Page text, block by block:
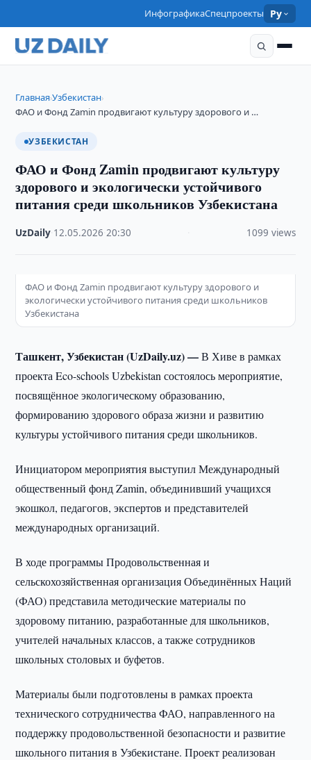
ИнфографикаСпецпроекты Ру
Главная›Узбекистан›
ФАО и Фонд Zamin продвигают культуру здорового и …
УЗБЕКИСТАН
ФАО и Фонд Zamin продвигают культуру
здорового и экологически устойчивого
питания среди школьников Узбекистана
UzDaily 12.05.2026 ·20:30 1099 views
ФАО и Фонд Zamin продвигают культуру здорового и
экологически устойчивого питания среди школьников
Узбекистана
Ташкент, Узбекистан (UzDaily.uz) —В Хиве в рамках
проекта Eco-schools Uzbekistan состоялось мероприятие,
посвящённое экологическому образованию,
формированию здорового образа жизни и развитию
культуры устойчивого питания среди школьников.
Инициатором мероприятия выступил Международный
общественный фонд Zamin, объединивший учащихся
экошкол, педагогов, экспертов и представителей
международных организаций.
В ходе программы Продовольственная и
сельскохозяйственная организация Объединённых Наций
(ФАО) представила методические материалы по
здоровому питанию, разработанные для школьников,
учителей начальных классов, а также сотрудников
школьных столовых и буфетов.
Материалы были подготовлены в рамках проекта
технического сотрудничества ФАО, направленного на
поддержку продовольственной безопасности и развитие
школьного питания в Узбекистане. Проект реализован